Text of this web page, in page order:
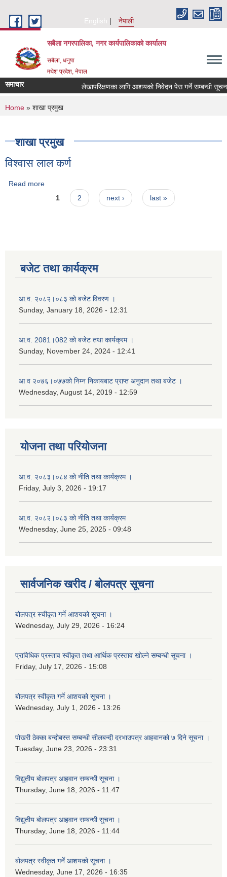
English
नेपाली
सबैला नगरपालिका, नगर कार्यपालिकाको कार्यालय
सबैला, धनुषा
मधेश प्रदेश, नेपाल
समाचार लेखापरिक्षणका लागि आशयको निवेदन पेस गर्ने सम्बन्धी सूचना ।
You are here
Home » शाखा प्रमुख
शाखा प्रमुख
विश्वास लाल कर्ण
Read more
1 2 next › last »
बजेट तथा कार्यक्रम
आ.व. २०८२।०८३ को बजेट विवरण ।
Sunday, January 18, 2026 - 12:31
आ.व. 2081।082 को बजेट तथा कार्यक्रम ।
Sunday, November 24, 2024 - 12:41
आ‌ व २०७६।०७७को निम्न निकायबाट प्राप्त अनुदान तथा बजेट ।
Wednesday, August 14, 2019 - 12:59
योजना तथा परियोजना
आ.व. २०८३।०८४ को नीति तथा कार्यक्रम ।
Friday, July 3, 2026 - 19:17
आ.व. २०८२।०८३ को नीति तथा कार्यक्रम
Wednesday, June 25, 2025 - 09:48
सार्वजनिक खरीद / बोलपत्र सूचना
बोलपत्र स्चीकृत गर्ने आशयको सूचना ।
Wednesday, July 29, 2026 - 16:24
प्राविधिक प्रस्ताव स्वीकृत तथा आर्थिक प्रस्ताव खोल्ने सम्बन्धी सूचना ।
Friday, July 17, 2026 - 15:08
बोलपत्र स्वीकृत गर्ने आशयको सूचना ।
Wednesday, July 1, 2026 - 13:26
पोखरी ठेक्का बन्दोबस्त सम्बन्धी सीलबन्दी दरभाउपत्र आहवानको ७ दिने सूचना ।
Tuesday, June 23, 2026 - 23:31
विद्युतीय बोलपत्र आहवान सम्बन्धी सूचना ।
Thursday, June 18, 2026 - 11:47
विद्युतीय बोलपत्र आहवान सम्बन्धी सुचना ।
Thursday, June 18, 2026 - 11:44
बोलपत्र स्वीकृत गर्ने आशयको सूचना ।
Wednesday, June 17, 2026 - 16:35